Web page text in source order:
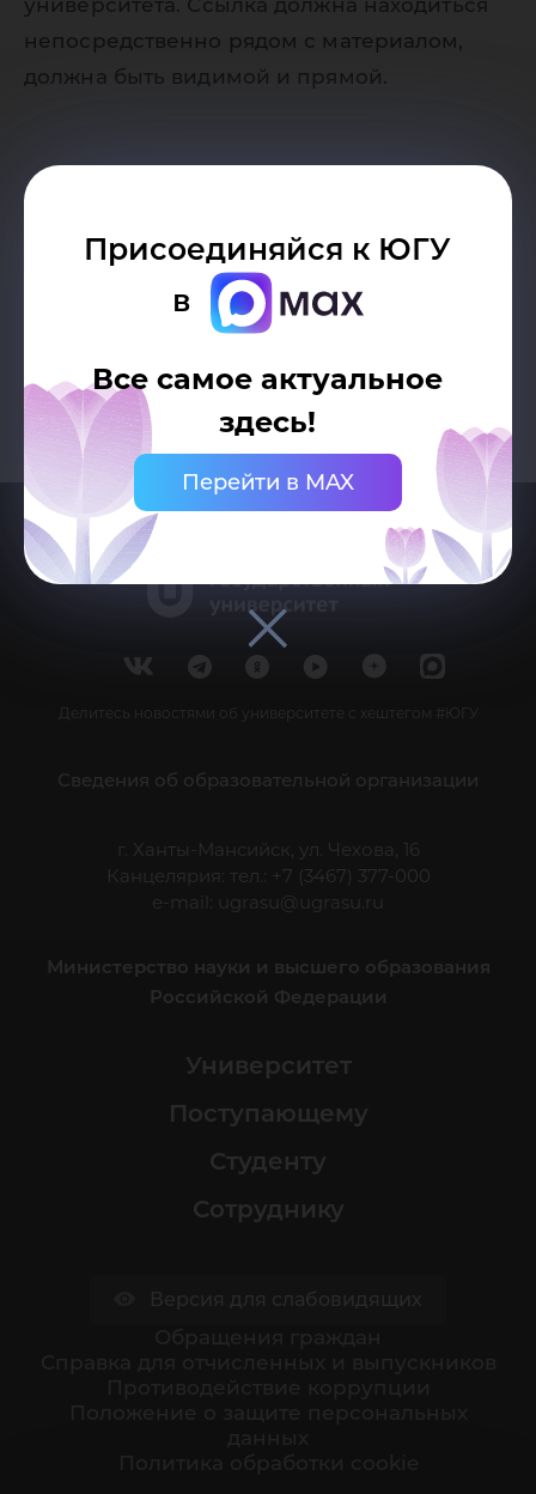
Присоединяйся к ЮГУ
в
Все самое актуальное
здесь!
Перейти в MAX
университета. Ссылка должна находиться
непосредственно рядом с материалом,
должна быть видимой и прямой.
Возврат к списку
Делитесь новостями об университете с хештегом #ЮГУ
Сведения об образовательной организации
г. Ханты-Мансийск, ул. Чехова, 16
Канцелярия: тел.: +7 (3467) 377-000
e-mail: ugrasu@ugrasu.ru
Министерство науки и высшего образования
Российской Федерации
Университет
Поступающему
Студенту
Сотруднику